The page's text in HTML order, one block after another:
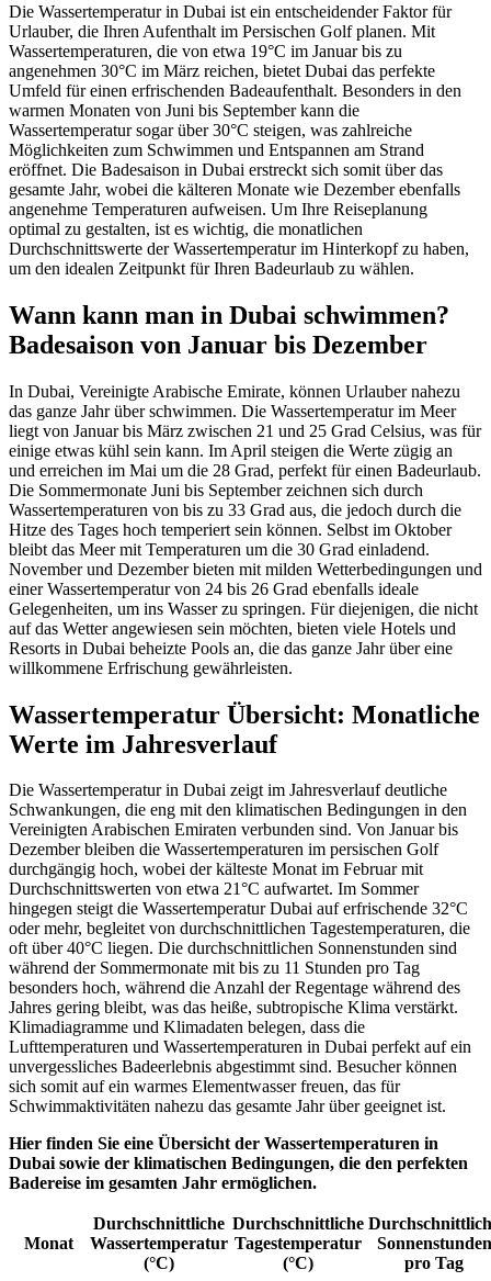
Die Wassertemperatur in Dubai ist ein entscheidender Faktor für
Urlauber, die Ihren Aufenthalt im Persischen Golf planen. Mit
Wassertemperaturen, die von etwa 19°C im Januar bis zu
angenehmen 30°C im März reichen, bietet Dubai das perfekte
Umfeld für einen erfrischenden Badeaufenthalt. Besonders in den
warmen Monaten von Juni bis September kann die
Wassertemperatur sogar über 30°C steigen, was zahlreiche
Möglichkeiten zum Schwimmen und Entspannen am Strand
eröffnet. Die Badesaison in Dubai erstreckt sich somit über das
gesamte Jahr, wobei die kälteren Monate wie Dezember ebenfalls
angenehme Temperaturen aufweisen. Um Ihre Reiseplanung
optimal zu gestalten, ist es wichtig, die monatlichen
Durchschnittswerte der Wassertemperatur im Hinterkopf zu haben,
um den idealen Zeitpunkt für Ihren Badeurlaub zu wählen.
Wann kann man in Dubai schwimmen?
Badesaison von Januar bis Dezember
In Dubai, Vereinigte Arabische Emirate, können Urlauber nahezu
das ganze Jahr über schwimmen. Die Wassertemperatur im Meer
liegt von Januar bis März zwischen 21 und 25 Grad Celsius, was für
einige etwas kühl sein kann. Im April steigen die Werte zügig an
und erreichen im Mai um die 28 Grad, perfekt für einen Badeurlaub.
Die Sommermonate Juni bis September zeichnen sich durch
Wassertemperaturen von bis zu 33 Grad aus, die jedoch durch die
Hitze des Tages hoch temperiert sein können. Selbst im Oktober
bleibt das Meer mit Temperaturen um die 30 Grad einladend.
November und Dezember bieten mit milden Wetterbedingungen und
einer Wassertemperatur von 24 bis 26 Grad ebenfalls ideale
Gelegenheiten, um ins Wasser zu springen. Für diejenigen, die nicht
auf das Wetter angewiesen sein möchten, bieten viele Hotels und
Resorts in Dubai beheizte Pools an, die das ganze Jahr über eine
willkommene Erfrischung gewährleisten.
Wassertemperatur Übersicht: Monatliche
Werte im Jahresverlauf
Die Wassertemperatur in Dubai zeigt im Jahresverlauf deutliche
Schwankungen, die eng mit den klimatischen Bedingungen in den
Vereinigten Arabischen Emiraten verbunden sind. Von Januar bis
Dezember bleiben die Wassertemperaturen im persischen Golf
durchgängig hoch, wobei der kälteste Monat im Februar mit
Durchschnittswerten von etwa 21°C aufwartet. Im Sommer
hingegen steigt die Wassertemperatur Dubai auf erfrischende 32°C
oder mehr, begleitet von durchschnittlichen Tagestemperaturen, die
oft über 40°C liegen. Die durchschnittlichen Sonnenstunden sind
während der Sommermonate mit bis zu 11 Stunden pro Tag
besonders hoch, während die Anzahl der Regentage während des
Jahres gering bleibt, was das heiße, subtropische Klima verstärkt.
Klimadiagramme und Klimadaten belegen, dass die
Lufttemperaturen und Wassertemperaturen in Dubai perfekt auf ein
unvergessliches Badeerlebnis abgestimmt sind. Besucher können
sich somit auf ein warmes Elementwasser freuen, das für
Schwimmaktivitäten nahezu das gesamte Jahr über geeignet ist.
Hier finden Sie eine Übersicht der Wassertemperaturen in
Dubai sowie der klimatischen Bedingungen, die den perfekten
Badereise im gesamten Jahr ermöglichen.
Monat
Durchschnittliche
Wassertemperatur
(°C)
Durchschnittliche
Tagestemperatur
(°C)
Sonnenstunden
pro Tag